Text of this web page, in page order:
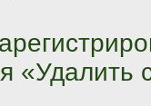
«Удалить